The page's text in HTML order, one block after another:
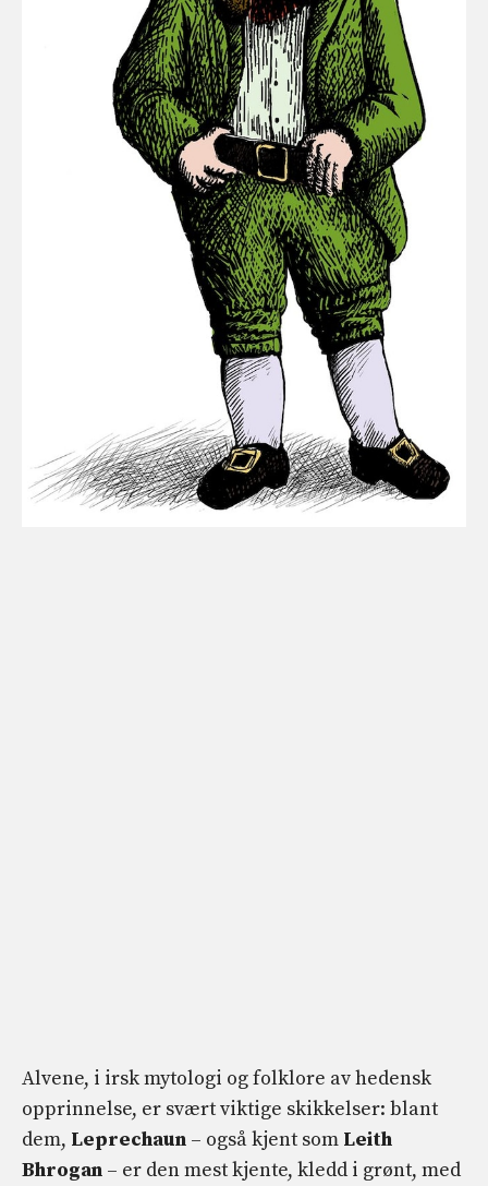
Alvene, i irsk mytologi og folklore av hedensk
opprinnelse, er svært viktige skikkelser: blant
dem, Leprechaun – også kjent som Leith
Bhrogan – er den mest kjente, kledd i grønt, med